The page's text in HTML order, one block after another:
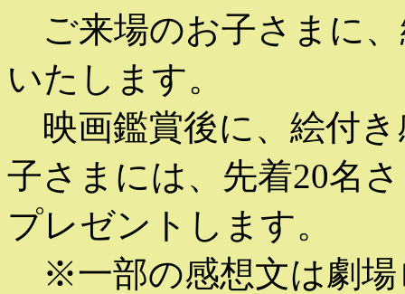
ご来場のお子さまに
いたします。
映画鑑賞後に、絵付
子さまには、先着20名
プレゼントします。
※一部の感想文は劇場